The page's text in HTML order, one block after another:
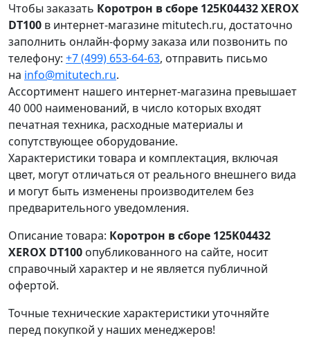
Чтобы заказать Коротрон в сборе 125K04432 XEROX
DT100 в интернет-магазине mitutech.ru, достаточно
заполнить онлайн-форму заказа или позвонить по
телефону: +7 (499) 653-64-63, отправить письмо
на info@mitutech.ru.
Ассортимент нашего интернет-магазина превышает
40 000 наименований, в число которых входят
печатная техника, расходные материалы и
сопутствующее оборудование.
Характеристики товара и комплектация, включая
цвет, могут отличаться от реального внешнего вида
и могут быть изменены производителем без
предварительного уведомления.
Описание товара: Коротрон в сборе 125K04432
XEROX DT100 опубликованного на сайте, носит
справочный характер и не является публичной
офертой.
Точные технические характеристики уточняйте
перед покупкой у наших менеджеров!